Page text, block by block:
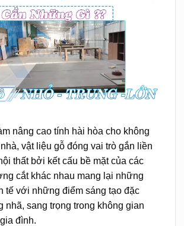
nâng cao tính hài hòa cho không
vật liệu gỗ đóng vai trò gắn liền
thất bởi kết cấu bề mặt của các
cắt khác nhau mang lại những
tế với những điểm sáng tạo đặc
nhã, sang trọng trong không gian
đình.